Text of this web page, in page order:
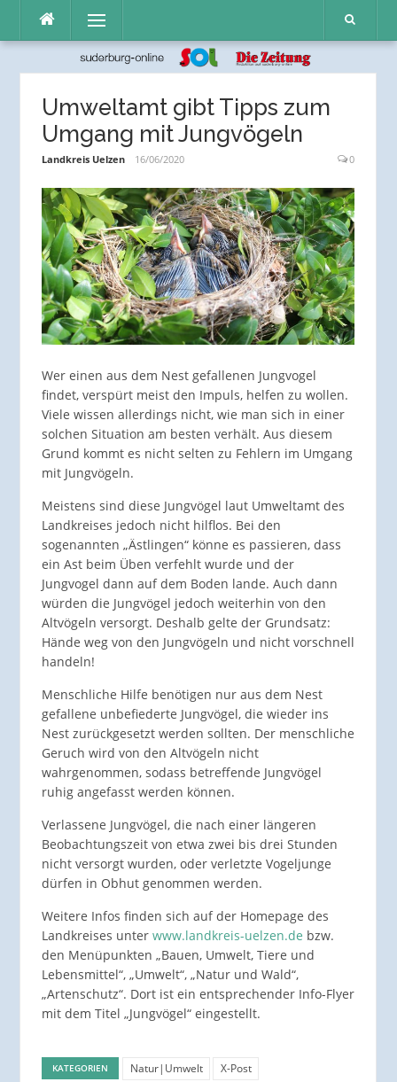
Inhalt
Menü
Umweltamt gibt Tipps zum
Umgang mit Jungvögeln
Landkreis Uelzen 16/06/2020 0
Wer einen aus dem Nest gefallenen Jungvogel
findet, verspürt meist den Impuls, helfen zu wollen.
Viele wissen allerdings nicht, wie man sich in einer
solchen Situation am besten verhält. Aus diesem
Grund kommt es nicht selten zu Fehlern im Umgang
mit Jungvögeln.
Meistens sind diese Jungvögel laut Umweltamt des
Landkreises jedoch nicht hilflos. Bei den
sogenannten „Ästlingen“ könne es passieren, dass
ein Ast beim Üben verfehlt wurde und der
Jungvogel dann auf dem Boden lande. Auch dann
würden die Jungvögel jedoch weiterhin von den
Altvögeln versorgt. Deshalb gelte der Grundsatz:
Hände weg von den Jungvögeln und nicht vorschnell
handeln!
Menschliche Hilfe benötigen nur aus dem Nest
gefallene unbefiederte Jungvögel, die wieder ins
Nest zurückgesetzt werden sollten. Der menschliche
Geruch wird von den Altvögeln nicht
wahrgenommen, sodass betreffende Jungvögel
ruhig angefasst werden können.
Verlassene Jungvögel, die nach einer längeren
Beobachtungszeit von etwa zwei bis drei Stunden
nicht versorgt wurden, oder verletzte Vogeljunge
dürfen in Obhut genommen werden.
Weitere Infos finden sich auf der Homepage des
Landkreises unter www.landkreis-uelzen.de bzw.
den Menüpunkten „Bauen, Umwelt, Tiere und
Lebensmittel“, „Umwelt“, „Natur und Wald“,
„Artenschutz“. Dort ist ein entsprechender Info-Flyer
mit dem Titel „Jungvögel“ eingestellt.
KATEGORIEN Natur|Umwelt X-Post